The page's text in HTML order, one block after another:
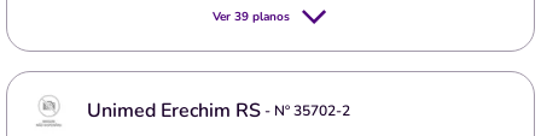
Ver 39 planos
Unimed Erechim RS- Nº35702-2